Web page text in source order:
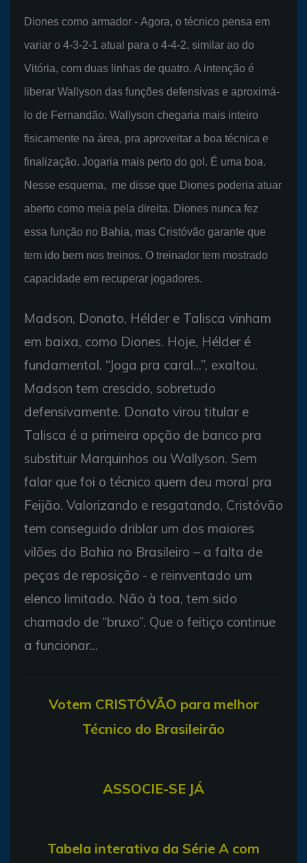
Diones como armador - Agora, o técnico pensa em
variar o 4-3-2-1 atual para o 4-4-2, similar ao do
Vitória, com duas linhas de quatro. A intenção é
liberar Wallyson das funções defensivas e aproximá-
lo de Fernandão. Wallyson chegaria mais inteiro
fisicamente na área, pra aproveitar a boa técnica e
finalização. Jogaria mais perto do gol. É uma boa.
Nesse esquema, me disse que Diones poderia atuar
aberto como meia pela direita. Diones nunca fez
essa função no Bahia, mas Cristóvão garante que
tem ido bem nos treinos. O treinador tem mostrado
capacidade em recuperar jogadores.
Madson, Donato, Hélder e Talisca vinham
em baixa, como Diones. Hoje, Hélder é
fundamental. “Joga pra caral...”, exaltou.
Madson tem crescido, sobretudo
defensivamente. Donato virou titular e
Talisca é a primeira opção de banco pra
substituir Marquinhos ou Wallyson. Sem
falar que foi o técnico quem deu moral pra
Feijão. Valorizando e resgatando, Cristóvão
tem conseguido driblar um dos maiores
vilões do Bahia no Brasileiro – a falta de
peças de reposição - e reinventado um
elenco limitado. Não à toa, tem sido
chamado de “bruxo”. Que o feitiço continue
a funcionar...
Votem CRISTÓVÃO para melhor
Técnico do Brasileirão
ASSOCIE-SE JÁ
Tabela interativa da Série A com